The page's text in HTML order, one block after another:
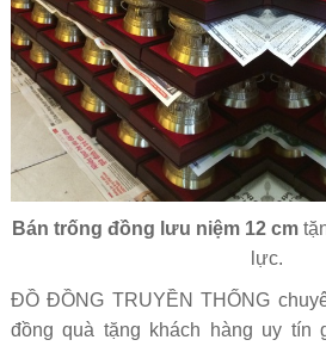
Bán trống đồng lưu niệm 12 cm
lực.
ĐỒ ĐỒNG TRUYỀN THỐNG
đồng quà tặng khách hàng uy